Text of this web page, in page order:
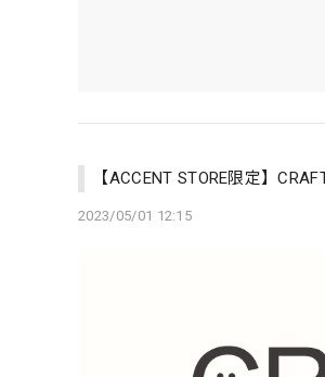
【ACCENT STORE限定】
2023/05/01 12:15